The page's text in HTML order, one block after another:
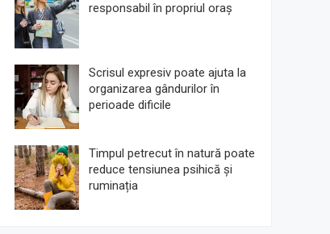
responsabil în propriul oraș
Scrisul expresiv poate ajuta la
organizarea gândurilor în
perioade dificile
Timpul petrecut în natură poate
reduce tensiunea psihică și
ruminația